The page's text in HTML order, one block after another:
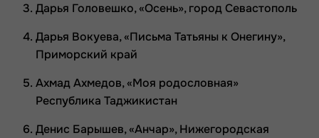
Дарья Головешко, «Осень», город Севастополь
Дарья Вокуева, «Письма Татьяны к Онегину»,
Приморский край
Ахмад Ахмедов, «Моя родословная»
Республика Таджикистан
Денис Барышев, «Анчар», Нижегородская